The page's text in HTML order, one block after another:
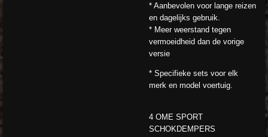
* Aanbevolen voor lange reizen
en dagelijks gebruik.
* Meer weerstand tegen
vermoeidheid dan de vorige
versie
* Specifieke sets voor elk
merk en model voertuig.
4 OME SPORT
SCHOKDEMPERS